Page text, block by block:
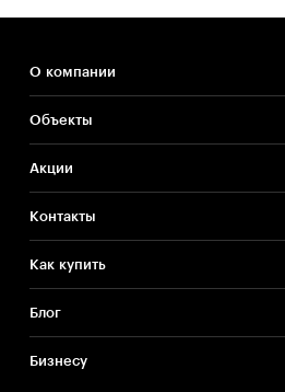
О компании
Объекты
Акции
Контакты
Как купить
Блог
Бизнесу